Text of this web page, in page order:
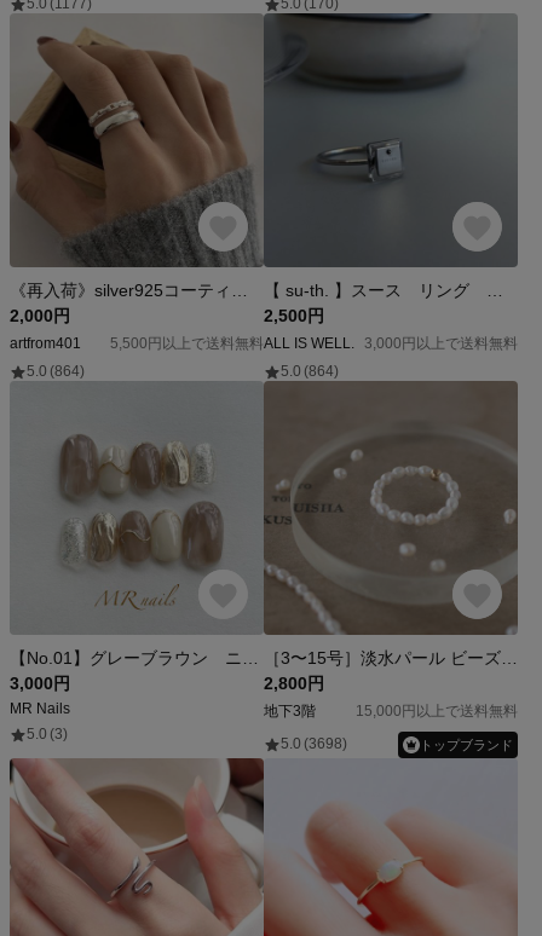
5.0 (1177) 5.0 (170)
2,000円
artfrom401
5,500円以上で送料無料
5.0 (864)
2,500円
ALL IS WELL.
3,000円以上で送料無料
5.0 (864)
3,000円
MR Nails
5.0 (3)
2,800円
地下3階
15,000円以上で送料無料
5.0 (3698) トップブランド